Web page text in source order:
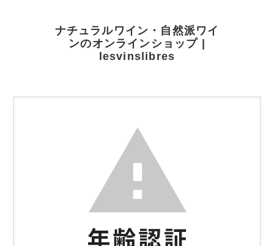
ナチュラルワイン・自然派ワイ
ンのオンラインショップ |
lesvinslibres